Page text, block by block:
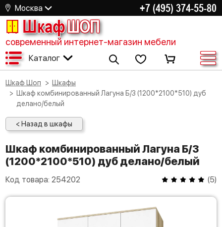
Москва +7 (495) 374-55-80
ШкафШОП
современный интернет-магазин мебели
Каталог
Шкаф Шоп
Шкафы
Шкаф комбинированный Лагуна Б/З (1200*2100*510) дуб
делано/белый
< Назад в шкафы
Шкаф комбинированный Лагуна Б/З
(1200*2100*510) дуб делано/белый
Код товара: 254202 (5)